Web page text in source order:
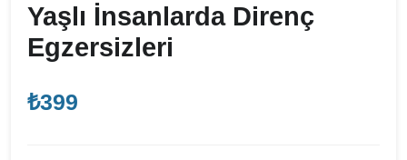
Yaşlı İnsanlarda Direnç
Egzersizleri
₺399